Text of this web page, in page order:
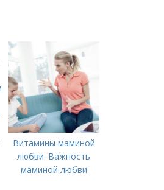
Витамины маминой
любви. Важность
маминой любви